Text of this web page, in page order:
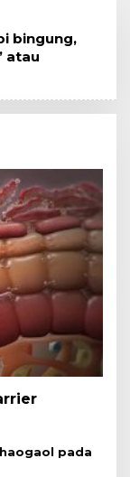
bingung,
atau
pada